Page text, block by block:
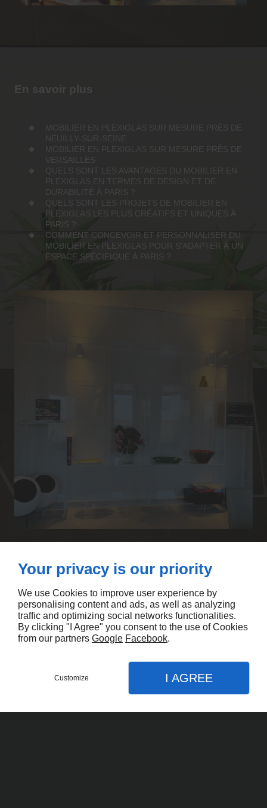
En savoir plus
MOBILIER EN PLEXIGLAS SUR MESURE PRÈS DE
QUELS SONT LES AVANTAGES DU MOBILIER EN
PLEXIGLAS EN TERMES DE DESIGN ET DE
DURABILITÉ À PARIS ?
QUELS SONT LES PROJETS DE MOBILIER EN
PLEXIGLAS LES PLUS CRÉATIFS ET UNIQUES À
PARIS ?
COMMENT CONCEVOIR ET PERSONNALISER DU
MOBILIER EN PLEXIGLAS POUR S'ADAPTER À UN
ESPACE SPÉCIFIQUE À PARIS ?
ATELIER SÉLIM
Village des Artisans, 6 rue de la Forge 27110
Crosville la Vieille
01 42 36 44 60
atelierselim@gmail.com
Ven
9h00 à 12h30 / 14h00 à 17h00
CONTACTEZ-NOUS
Your privacy is our priority
We use Cookies to improve user experience by
personalising content and ads, as well as analyzing
traffic and optimizing social networks functionalities.
By clicking "I Agree" you consent to the use of Cookies
from our partners Google Facebook.
Customize I AGREE